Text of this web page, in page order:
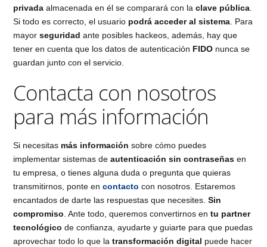
privada almacenada en él se comparará con laclave pública.
Si todo es correcto, el usuario podrá acceder al sistema. Para
mayorseguridad ante posibles hackeos, además, hay que
tener en cuenta que los datos de autenticación FIDO nunca se
guardan junto con el servicio.
Contacta con nosotros
para más información
Si necesitas más información sobre cómo puedes
implementar sistemas deautenticación sin contraseñas en
tu empresa, o tienes alguna duda o pregunta que quieras
transmitirnos, ponte encontacto con nosotros. Estaremos
encantados de darte las respuestas que necesites.Sin
compromiso . Ante todo, queremos convertirnos entu partner
tecnológico de confianza, ayudarte y guiarte para que puedas
aprovechar todo lo que latransformación digital puede hacer